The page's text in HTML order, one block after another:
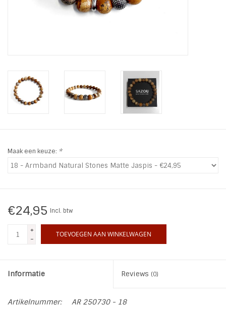
INSPIRATIE
SALE
Maak een keuze: *
€24,95 Incl. btw
+
-
TOEVOEGEN AAN WINKELWAGEN
Informatie Reviews (0)
Artikelnummer:
AR 250730 - 18